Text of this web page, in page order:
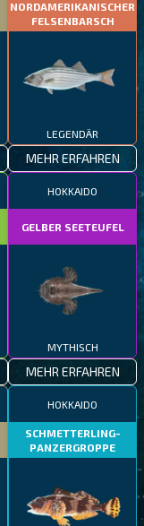
NORDAMERIKANISCHER
FELSENBARSCH
LEGENDÄR
MEHR ERFAHREN
HOKKAIDO
GELBER SEETEUFEL
MYTHISCH
MEHR ERFAHREN
HOKKAIDO
SCHMETTERLING-
PANZERGROPPE